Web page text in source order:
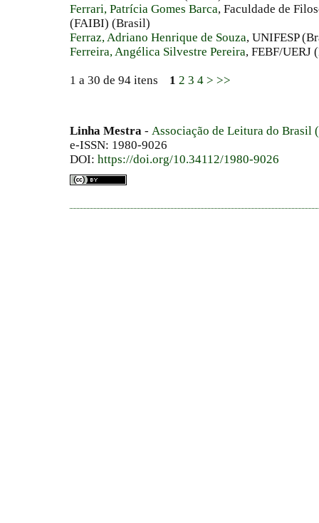
Ferrari, Patrícia Gomes Barca, Faculdade de
(FAIBI) (Brasil)
Ferraz, Adriano Henrique de Souza, UNIFESP
Ferreira, Angélica Silvestre Pereira, FEBF/UERJ
1 a 30 de 94 itens 1 2 3 4 > >>
Linha Mestra - Associação de Leitura do Brasil
e-ISSN: 1980-9026
DOI: https://doi.org/10.34112/1980-9026